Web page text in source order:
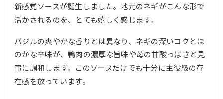
新感覚ソースが誕生しました。地元のネギがこんな形で
活かされるのを、とても嬉しく感じます。
バジルの爽やかな香りとは異なり、ネギの深いコクとほ
のかな辛味が、鴨肉の濃厚な旨味や苺の甘酸っぱさと見
事に調和します。このソースだけでも十分に主役級の存
在感を放っています。